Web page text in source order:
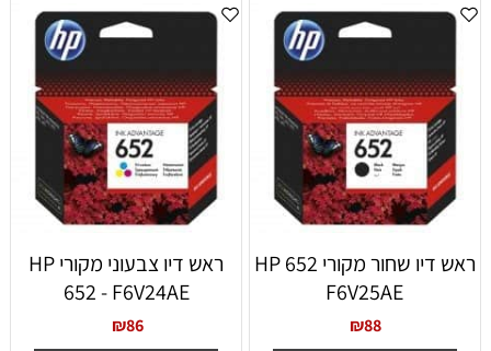
ראש דיו שחור מקורי 652 HP
F6V25AE
₪88
ראש דיו צבעוני מקורי HP
652 - F6V24AE
₪86